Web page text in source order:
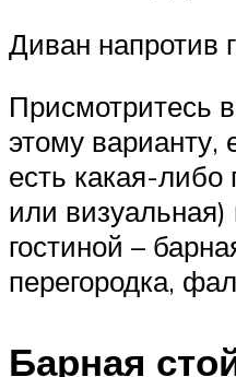
Диван напротив
Присмотритесь
этому варианту,
есть какая-либо
или
гостиной –
перегородка,
Барная